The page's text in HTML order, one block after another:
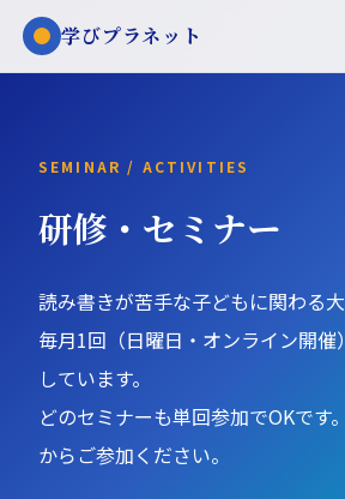
学びプラネット
SEMINAR / ACTIVITIES
研修・セミナー
読み書きが苦手な子どもに関わる大
毎月1回（日曜日・オンライン開
しています。
どのセミナーも単回参加でOKです
からご参加ください。